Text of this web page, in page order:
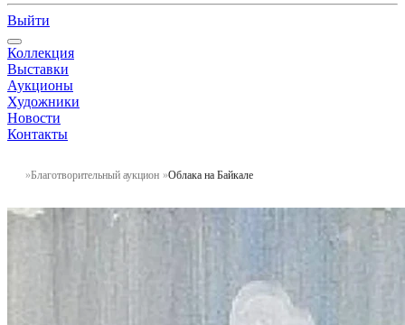
Выйти
Коллекция
Выставки
Аукционы
Художники
Новости
Контакты
Благотворительный аукцион Облака на Байкале